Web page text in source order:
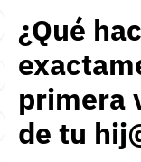
¿Qué
primera
de tu